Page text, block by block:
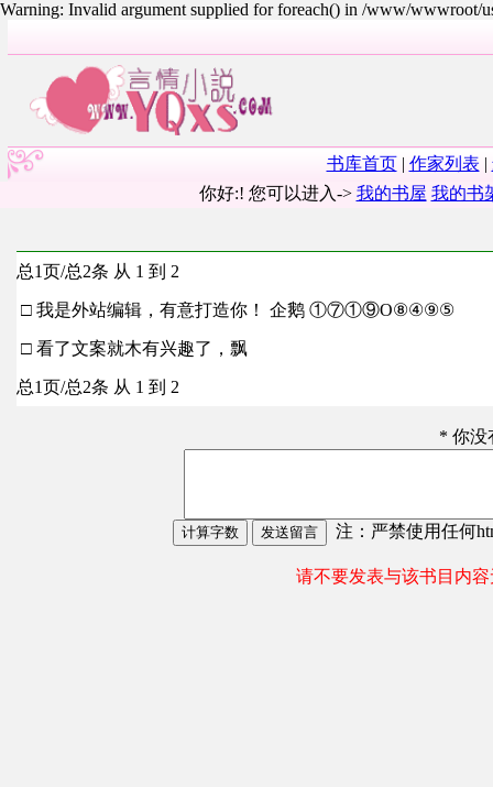
Warning: Invalid argument supplied for foreach() in /www/wwwroot/
书库首页| 作家列表 |
你好:! 您可以进入-> 我的书屋 我的书
总1页/总2条 从 1 到 2
□ 我是外站编辑，有意打造你！ 企鹅 ①⑦①⑨O⑧④⑨⑤
□ 看了文案就木有兴趣了，飘
总1页/总2条 从 1 到 2
* 你没
注：严禁使用任何
请不要发表与该书目内